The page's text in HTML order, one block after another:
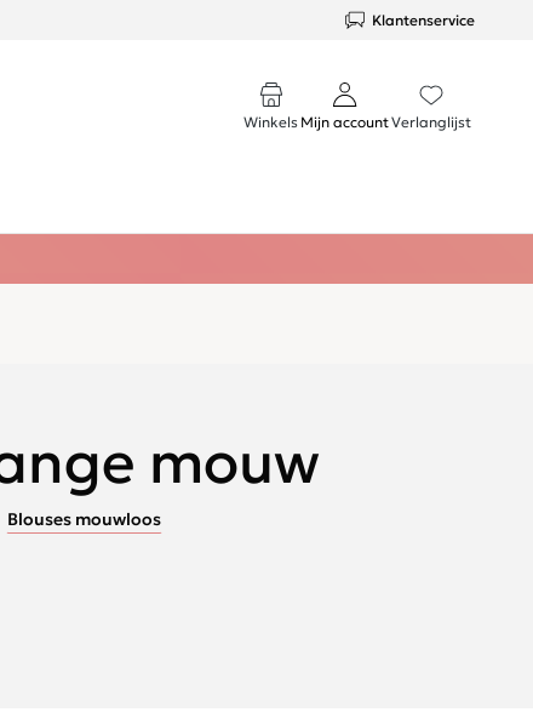
Klantenservice
Winkels Mijn accountVerlanglijst
mouw
Blouses mouwloos